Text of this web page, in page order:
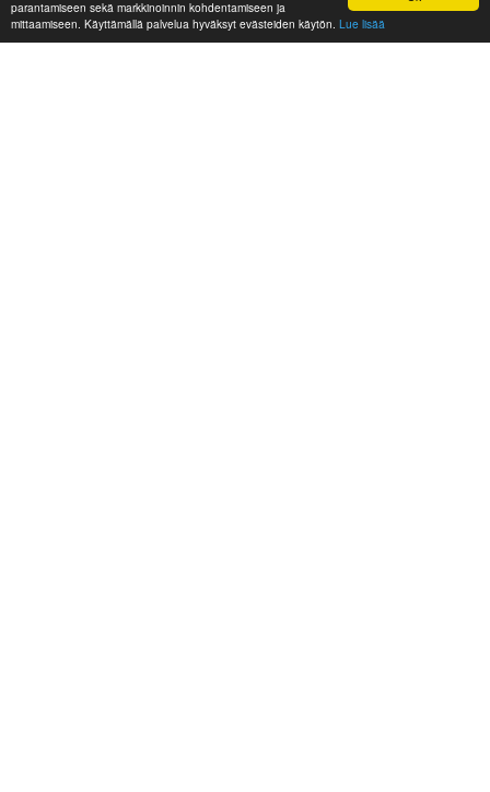
parantamiseen sekä markkinoinnin kohdentamiseen ja
mittaamiseen. Käyttämällä palvelua hyväksyt evästeiden käytön. Lue lisää